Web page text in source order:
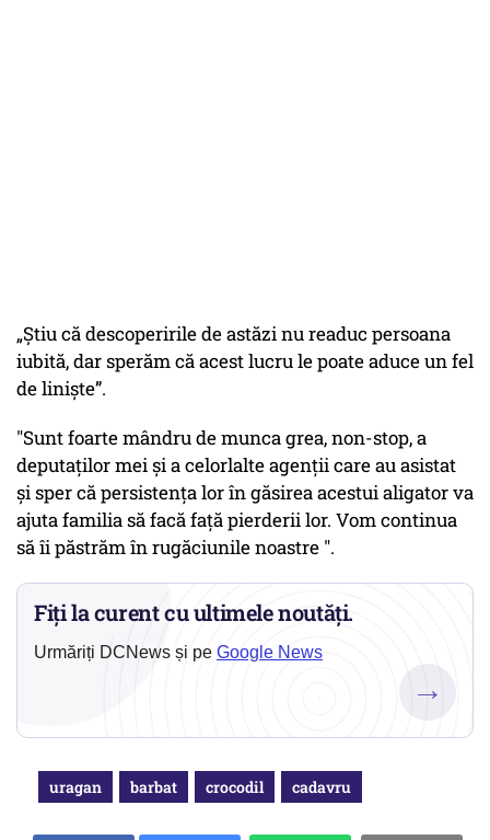
„Știu că descoperirile de astăzi nu readuc persoana
iubită, dar sperăm că acest lucru le poate aduce un fel
de liniște”.
"Sunt foarte mândru de munca grea, non-stop, a
deputaților mei și a celorlalte agenții care au asistat
și sper că persistența lor în găsirea acestui aligator va
ajuta familia să facă față pierderii lor. Vom continua
să îi păstrăm în rugăciunile noastre ".
Fiți la curent cu ultimele noutăți.
Urmăriți DCNews și pe Google News
→
uragan barbat crocodil cadavru